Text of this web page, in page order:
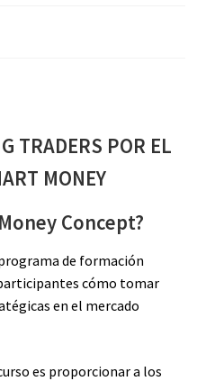
TRADERS POR EL
MONEY
Concept?
de formación
cómo tomar
en el mercado
es proporcionar a los